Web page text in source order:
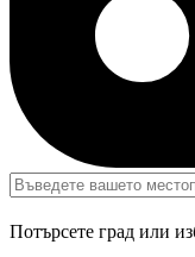
Потърсете град или